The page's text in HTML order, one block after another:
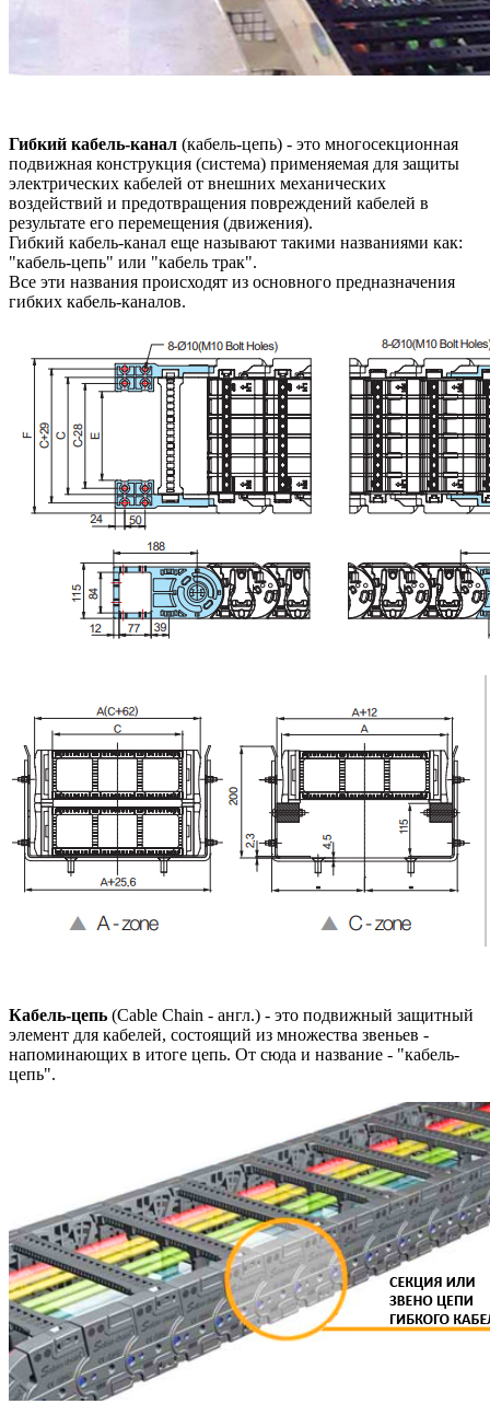
Гибкий кабель-канал (кабель-цепь) - это многосекционная
подвижная конструкция (система) применяемая для защиты
электрических кабелей от внешних механических
воздействий и предотвращения повреждений кабелей в
результате его перемещения (движения).
Гибкий кабель-канал еще называют такими названиями как:
"кабель-цепь" или "кабель трак".
Все эти названия происходят из основного предназначения
гибких кабель-каналов.
Кабель-цепь (Cable Chain - англ.) - это подвижный защитный
элемент для кабелей, состоящий из множества звеньев -
напоминающих в итоге цепь. От сюда и название - "кабель-
цепь".